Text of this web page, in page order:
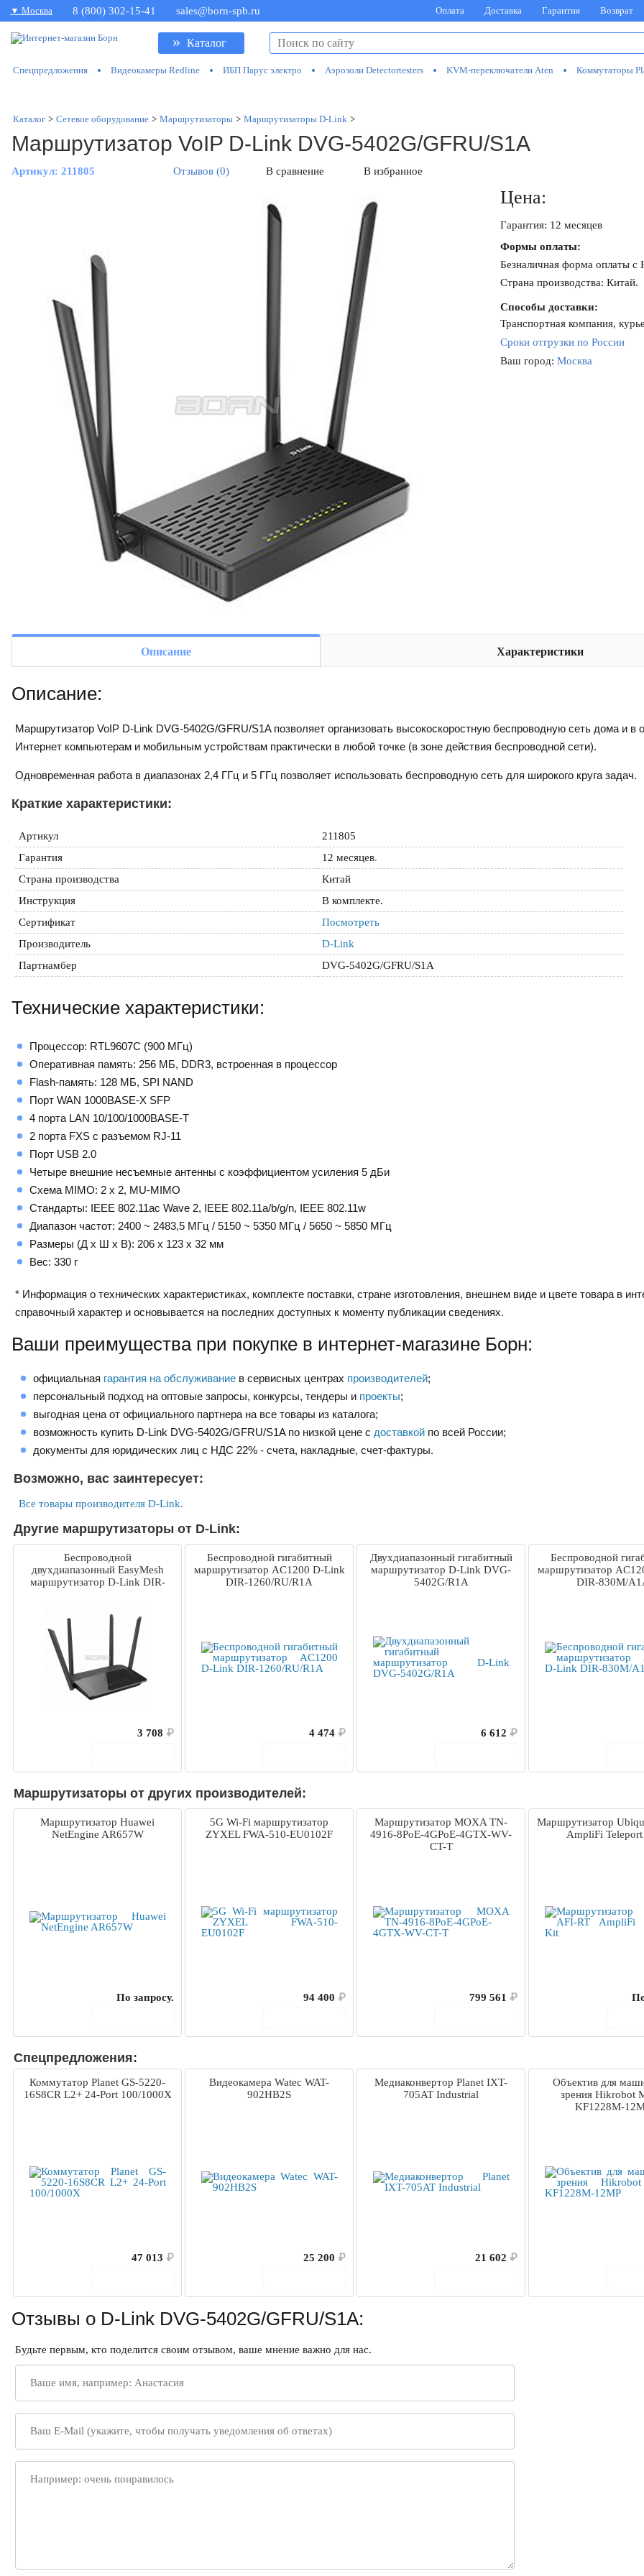
▼ Москва 8 (800) 302-15-41 sales@born-spb.ru Оплата Доставка Гарантия Возврат
» Каталог
Спецпредложения Видеокамеры Redline ИБП Парус электро Аэрозоли Detectortesters KVM-переключатели Aten Коммутаторы
Каталог > Сетевое оборудование > Маршрутизаторы > Маршрутизаторы D-Link >
Маршрутизатор VoIP D-Link DVG-5402G/GFRU/S1A
Артикул: 211805 Отзывов (0) В сравнение В избранное
Цена:
Гарантия: 12 месяцев
Формы оплаты:
Безналичная форма оплаты
Страна производства: Китай.
Способы доставки:
Транспортная компания,
Сроки отгрузки по России
Ваш город: Москва
Описание Характеристики
Описание:
Маршрутизатор VoIP D-Link DVG-5402G/GFRU/S1A позволяет организовать высокоскоростную беспроводную сеть дома и в
Интернет компьютерам и мобильным устройствам практически в любой точке (в зоне действия беспроводной сети).
Одновременная работа в диапазонах 2,4 ГГц и 5 ГГц позволяет использовать беспроводную сеть для широкого круга задач.
Краткие характеристики:
Артикул
211805
Гарантия
12 месяцев.
Страна производства
Китай
Инструкция
В комплекте.
Сертификат
Посмотреть
Производитель
D-Link
Партнамбер
DVG-5402G/GFRU/S1A
Технические характеристики:
Процессор: RTL9607C (900 МГц)
Оперативная память: 256 МБ, DDR3, встроенная в процессор
Flash-память: 128 МБ, SPI NAND
Порт WAN 1000BASE-X SFP
4 порта LAN 10/100/1000BASE-T
2 порта FXS с разъемом RJ-11
Порт USB 2.0
Четыре внешние несъемные антенны с коэффициентом усиления 5 дБи
Схема MIMO: 2 x 2, MU-MIMO
Стандарты: IEEE 802.11ac Wave 2, IEEE 802.11a/b/g/n, IEEE 802.11w
Диапазон частот: 2400 ~ 2483,5 МГц / 5150 ~ 5350 МГц / 5650 ~ 5850 МГц
Размеры (Д x Ш x В): 206 x 123 x 32 мм
Вес: 330 г
* Информация о технических характеристиках, комплекте поставки, стране изготовления, внешнем виде и цвете товара в
справочный характер и основывается на последних доступных к моменту публикации сведениях.
Ваши преимущества при покупке в интернет-магазине Борн:
официальная гарантия на обслуживание в сервисных центрах производителей;
персональный подход на оптовые запросы, конкурсы, тендеры и проекты;
выгодная цена от официального партнера на все товары из каталога;
возможность купить D-Link DVG-5402G/GFRU/S1A по низкой цене с доставкой по всей России;
документы для юридических лиц с НДС 22% - счета, накладные, счет-фактуры.
Возможно, вас заинтересует:
Все товары производителя D-Link.
Другие маршрутизаторы от D-Link:
Беспроводной
двухдиапазонный EasyMesh
маршрутизатор D-Link DIR-
3 708 ₽
Беспроводной гигабитный
маршрутизатор AC1200 D-Link
DIR-1260/RU/R1A
4 474 ₽
Двухдиапазонный гигабитный
маршрутизатор D-Link DVG-
5402G/R1A
6 612 ₽
Беспроводной
маршрутизатор
DIR-830M/
Маршрутизаторы от других производителей:
Маршрутизатор Huawei
NetEngine AR657W
По запросу.
5G Wi-Fi маршрутизатор
ZYXEL FWA-510-EU0102F
94 400 ₽
Маршрутизатор MOXA TN-
4916-8PoE-4GPoE-4GTX-WV-
CT-T
799 561 ₽
Маршрутизатор
AmpliFi
Спецпредложения:
Коммутатор Planet GS-5220-
16S8CR L2+ 24-Port 100/1000X
47 013 ₽
Видеокамера Watec WAT-
902HB2S
25 200 ₽
Медиаконвертор Planet IXT-
705AT Industrial
21 602 ₽
Объектив для
зрения Hikrobot
KF1228M-
Отзывы о D-Link DVG-5402G/GFRU/S1A:
Будьте первым, кто поделится своим отзывом, ваше мнение важно для нас.